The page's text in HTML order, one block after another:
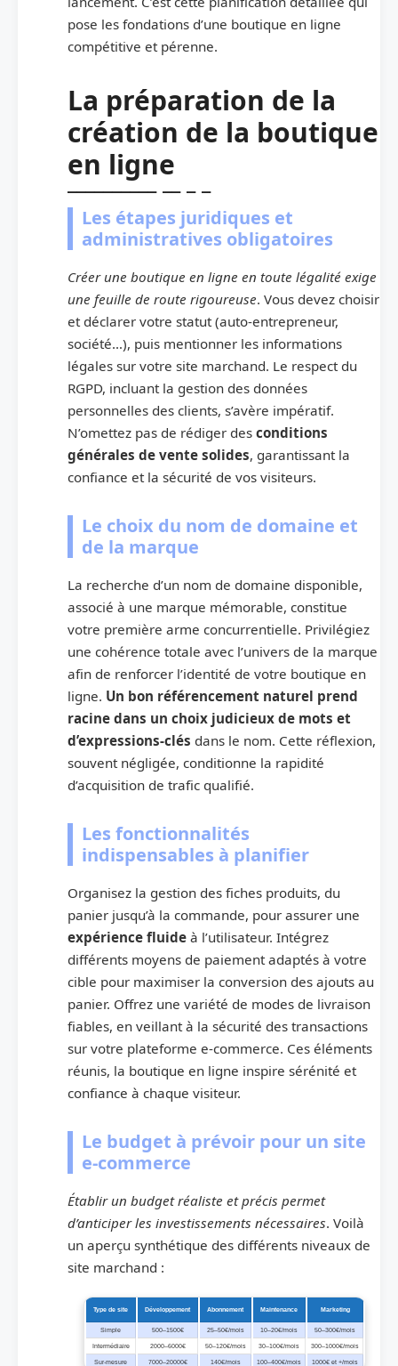
pose les fondations d’une boutique en ligne
compétitive et pérenne.
La préparation de la
création de la boutique
en ligne
Les étapes juridiques et
administratives obligatoires
Créer une boutique en ligne en toute légalité exige
une feuille de route rigoureuse. Vous devez choisir
et déclarer votre statut (auto-entrepreneur,
société…), puis mentionner les informations
légales sur votre site marchand. Le respect du
RGPD, incluant la gestion des données
personnelles des clients, s’avère impératif.
N’omettez pas de rédiger des conditions
générales de vente solides, garantissant la
confiance et la sécurité de vos visiteurs.
Le choix du nom de domaine et
de la marque
La recherche d’un nom de domaine disponible,
associé à une marque mémorable, constitue
votre première arme concurrentielle. Privilégiez
une cohérence totale avec l’univers de la marque
afin de renforcer l’identité de votre boutique en
ligne. Un bon référencement naturel prend
racine dans un choix judicieux de mots et
d’expressions-clés dans le nom. Cette réflexion,
souvent négligée, conditionne la rapidité
d’acquisition de trafic qualifié.
Les fonctionnalités
indispensables à planifier
Organisez la gestion des fiches produits, du
panier jusqu’à la commande, pour assurer une
expérience fluide à l’utilisateur. Intégrez
différents moyens de paiement adaptés à votre
cible pour maximiser la conversion des ajouts au
panier. Offrez une variété de modes de livraison
fiables, en veillant à la sécurité des transactions
sur votre plateforme e-commerce. Ces éléments
réunis, la boutique en ligne inspire sérénité et
confiance à chaque visiteur.
Le budget à prévoir pour un site
e-commerce
Établir un budget réaliste et précis permet
d’anticiper les investissements nécessaires. Voilà
un aperçu synthétique des différents niveaux de
site marchand :
Type de site Développement Abonnement Maintenance Marketing
Simple 500–1500€ 25–50€/mois 10–20€/mois 50–300€/mois
Intermédiaire 2000–6000€ 50–120€/mois 30–100€/mois 300–1000€/mois
Sur-mesure 7000–20000€ 140€/mois 100–400€/mois 1000€ et +/mois